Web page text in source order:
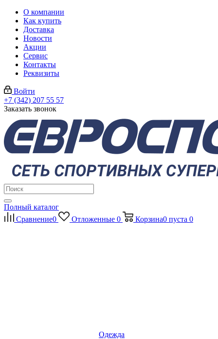
О компании
Как купить
Доставка
Новости
Акции
Сервис
Контакты
Реквизиты
Войти
+7 (342) 207 55 57
Заказать звонок
Полный каталог
Сравнение0 Отложенные 0 Корзина0 пуста 0
Одежда